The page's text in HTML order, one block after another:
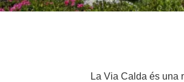
La Via Calda és una